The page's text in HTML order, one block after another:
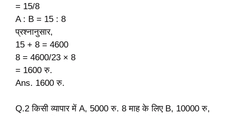
= 15/8
A : B = 15 : 8
प्रश्नानुसार,
15 + 8 = 4600
8 = 4600/23 × 8
= 1600 रु.
Ans. 1600 रु.
Q.2 किसी व्यापार में A, 5000 रु. 8 माह के लिए B, 10000 रु,